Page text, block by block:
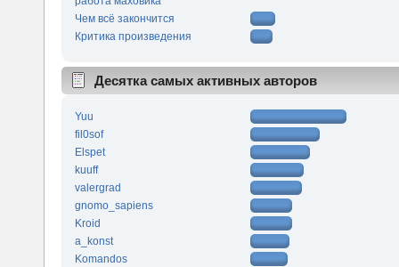
Чем всё закончится
Критика произведения
Десятка самых активных авторов
Yuu
fil0sof
Elspet
kuuff
valergrad
gnomo_sapiens
Kroid
a_konst
Komandos